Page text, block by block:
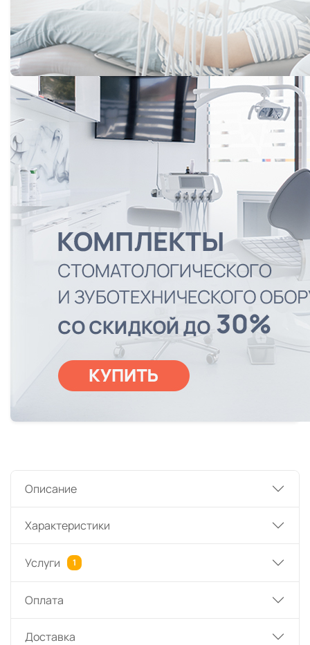
Описание
Характеристики
Услуги 1
Оплата
Доставка